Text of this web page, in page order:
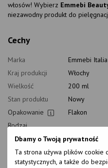
Dbamy o Twoją prywatność
Ta strona używa plików cookie
statystycznych, a także do
włosów! Wybierz Emmebi
niezawodny produkt do
Cechy
Marka
Emmebi Italia
Kraj produkcji
Włochy
Wielkość
200 ml
Stan produktu
Nowy
Opakowanie
Flakon
Rodzaj
Olejek do
kosmetyków
Profesjonalny